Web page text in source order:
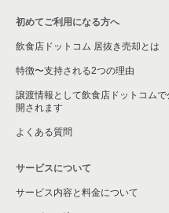
初めてご利用になる方へ
飲食店ドットコム 居抜き売却とは
特徴〜支持される2つの理由
譲渡情報として飲食店ドットコムで
開されます
よくある質問
サービスについて
サービス内容と料金について